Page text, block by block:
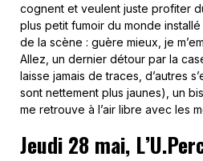
cognent et veulent juste profiter
plus petit fumoir du monde
de la scène : guère mieux, je
Allez, un dernier détour par la
laisse jamais de traces, d’autres
sont nettement plus jaunes), un
me retrouve à l’air libre avec les
Jeudi 28 mai,